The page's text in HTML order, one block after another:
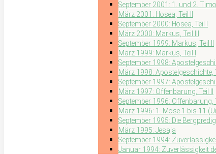
September 2001: 1. und 2.
März 2001: Hosea, Teil II
September 2000: Hosea, Teil I
März 2000: Markus, Teil III
September 1999: Markus, Teil II
März 1999: Markus, Teil I
September 1998:
März 1998: Apostelgeschichte,
September 1997:
März 1997: Offenbarung, Teil II
September 1996: Offenbarung,
März 1996: 1. Mose 1 bis 11
September 1995: Die
März 1995: Jesaja
September 1994:
Januar 1994: Zuverlässigkeit